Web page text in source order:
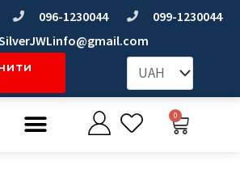
096-1230044
099-1230044
Меню 0